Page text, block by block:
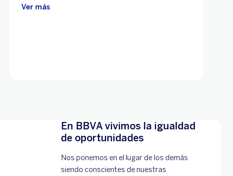
Ver más
En BBVA vivimos la igualdad
de oportunidades
Nos ponemos en el lugar de los demás
siendo conscientes de nuestras